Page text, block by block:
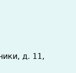
д. 11,